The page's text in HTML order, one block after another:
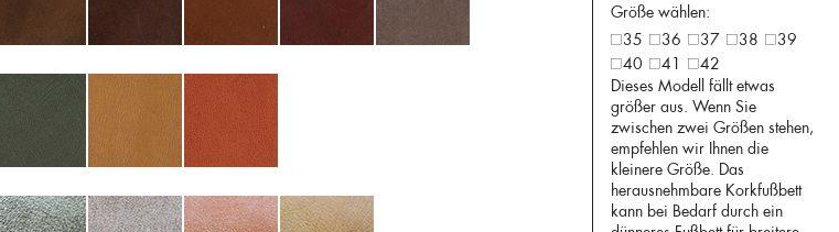
Größe wählen:
35
36 37 38
39
40
41
42
Dieses Modell fällt etwas
größer aus. Wenn Sie
zwischen zwei Größen stehen,
empfehlen wir Ihnen die
kleinere Größe. Das
herausnehmbare Korkfußbett
kann bei Bedarf durch ein